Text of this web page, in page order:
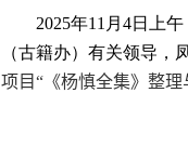
2025年11月4日上
（古籍办）有关领导
项目“《杨慎全集》整理